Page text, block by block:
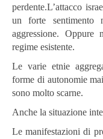
perdente.L’attacco
un forte sentimento
aggressione.
regime esistente.
Le varie etnie
forme di autonomie
sono molto scarne.
Anche la situazione
Le manifestazioni di